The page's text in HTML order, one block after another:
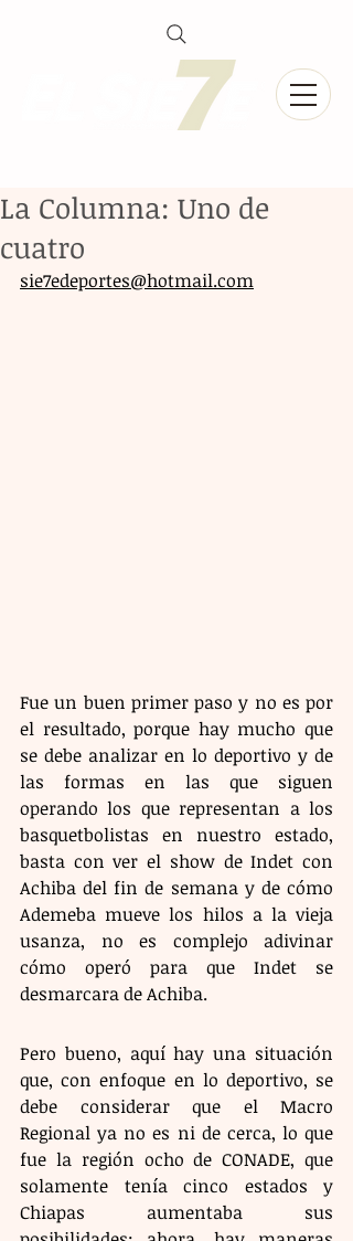
La Columna: Uno de
cuatro
sie7edeportes@hotmail.com
Fue un buen primer paso y no es por
el resultado, porque hay mucho que
se debe analizar en lo deportivo y de
las formas en las que siguen
operando los que representan a los
basquetbolistas en nuestro estado,
basta con ver el show de Indet con
Achiba del fin de semana y de cómo
Ademeba mueve los hilos a la vieja
usanza, no es complejo adivinar
cómo operó para que Indet se
desmarcara de Achiba.
Pero bueno, aquí hay una situación
que, con enfoque en lo deportivo, se
debe considerar que el Macro
Regional ya no es ni de cerca, lo que
fue la región ocho de CONADE, que
solamente tenía cinco estados y
Chiapas aumentaba sus